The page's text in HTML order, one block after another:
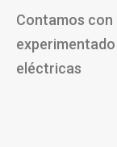
Contamos
eléctricas